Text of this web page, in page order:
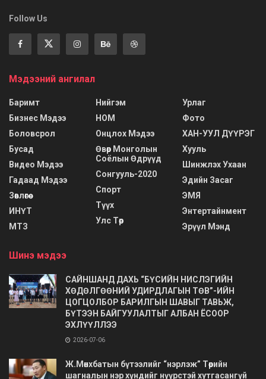
Follow Us
Мэдээний ангилал
Баримт
Бизнес Мэдээ
Боловсрол
Бусад
Видео Мэдээ
Гадаад Мэдээ
Зөвлөгөө
ИНҮТ
МТЗ
Нийгэм
НОМ
Онцлох Мэдээ
Өвөр Монголын
Соёлын Өдрүүд
Сонгууль-2020
Спорт
Түүх
Улс Төр
Урлаг
Фото
ХАН-УУЛ ДҮҮРЭГ
Хууль
Шинжлэх Ухаан
Эдийн Засаг
ЭМЯ
Энтертайнмент
Эрүүл Мэнд
Шинэ мэдээ
САЙНШАНД ДАХЬ “БҮСИЙН НИСЛЭГИЙН
ХӨДӨЛГӨӨНИЙ УДИРДЛАГЫН ТӨВ”-ИЙН
ЦОГЦОЛБОР БАРИЛГЫН ШАВЫГ ТАВЬЖ,
БҮТЭЭН БАЙГУУЛАЛТЫГ АЛБАН ЁСООР
ЭХЛҮҮЛЛЭЭ
2026-07-06
Ж.Мөнхбатын бүтээлийг “нэрлэж” Төрийн
шагналын нэр хүндийг нүүрстэй хутгасангүй